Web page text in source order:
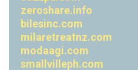
zeroshare.info
bilesinc.com
milaretreatnz.com
modaagi.com
smallvilleph.com